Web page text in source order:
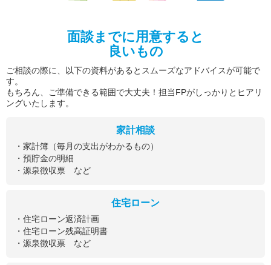
面談までに用意すると
良いもの
ご相談の際に、以下の資料があるとスムーズなアドバイスが可能で
す。
もちろん、ご準備できる範囲で大丈夫！担当FPがしっかりとヒアリ
ングいたします。
家計相談
・家計簿（毎月の支出がわかるもの）
・預貯金の明細
・源泉徴収票 など
住宅ローン
・住宅ローン返済計画
・住宅ローン残高証明書
・源泉徴収票 など